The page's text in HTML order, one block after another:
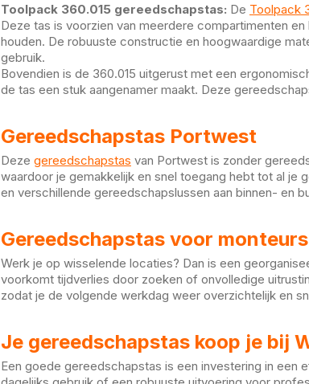
Toolpack 360.015 gereedschapstas: De Toolpack
Deze tas is voorzien van meerdere compartimenten
houden. De robuuste constructie en hoogwaardige
gebruik.
Bovendien is de 360.015 uitgerust met een
de tas een stuk aangenamer maakt. Deze
Gereedschapstas Portwest
Deze gereedschapstas van Portwest is zonder
waardoor je gemakkelijk en snel toegang hebt tot al je
en verschillende gereedschapslussen aan binnen- en
Gereedschapstas voor
Werk je op wisselende locaties? Dan is een
voorkomt tijdverlies door zoeken of onvolledige
zodat je de volgende werkdag weer overzichtelijk en
Je gereedschapstas koop je bij
Een goede gereedschapstas is een investering in